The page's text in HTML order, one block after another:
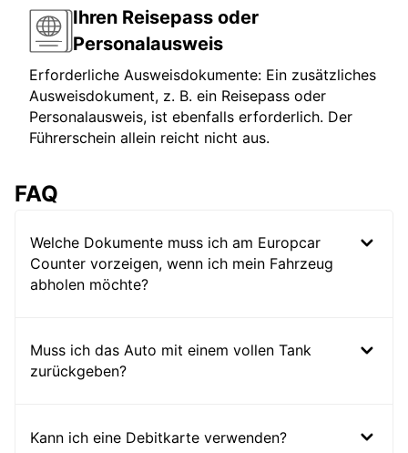
Ihren Reisepass oder
Personalausweis
Erforderliche Ausweisdokumente: Ein zusätzliches
Ausweisdokument, z. B. ein Reisepass oder
Personalausweis, ist ebenfalls erforderlich. Der
Führerschein allein reicht nicht aus.
FAQ
Welche Dokumente muss ich am Europcar
Counter vorzeigen, wenn ich mein Fahrzeug
abholen möchte?
Muss ich das Auto mit einem vollen Tank
zurückgeben?
Kann ich eine Debitkarte verwenden?